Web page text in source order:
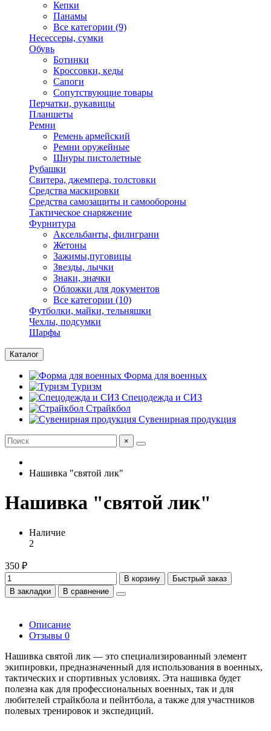
Кепки
Панамы
Все категории (9)
Несессеры, сумки
Обувь
Ботинки
Кроссовки, кеды
Сапоги
Сопутствующие товары
Перчатки, рукавицы
Планшеты
Ремни
Ремень армейский
Ремни оружейные
Шнуры пистолетные
Рубашки
Свитера, джемпера, толстовки
Средства маскировки
Средства самозащиты и самообороны
Тактическое снаряжение
Фурнитура
Аксельбанты, филиграни
Жетоны
Зажимы,пуговицы
Звезды, лычки
Знаки, значки
Обложки для документов
Все категории (10)
Футболки, майки, тельняшки
Чехлы, подсумки
Шарфы
Каталог
Форма для военных
Туризм
Спецодежда и СИЗ
Страйкбол
Сувенирная продукция
×
Нашивка "святой лик"
Нашивка "святой лик"
Наличие
2
350 ₽
В корзину
Быстрый заказ
В закладки
В сравнение
Описание
Отзывы 0
Нашивка святой лик — это специализированный элемент
экипировки, предназначенный для использования в военных,
тактических и спортивных условиях. Эта нашивка будет
полезна как для профессиональных военных, так и для
любителей страйкбола и пейнтбола, а также для участников
полевых тренировок и экспедиций.